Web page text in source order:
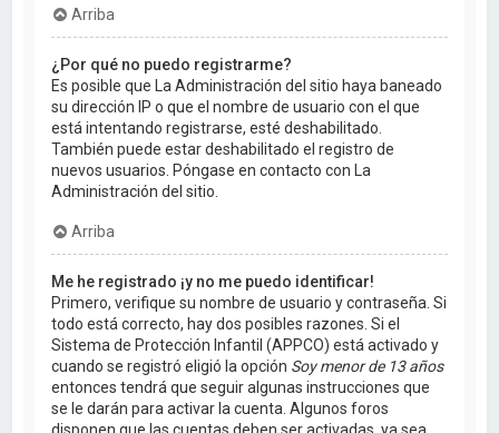
Arriba
¿Por qué no puedo registrarme?
Es posible que La Administración del sitio haya baneado
su dirección IP o que el nombre de usuario con el que
está intentando registrarse, esté deshabilitado.
También puede estar deshabilitado el registro de
nuevos usuarios. Póngase en contacto con La
Administración del sitio.
Arriba
Me he registrado ¡y no me puedo identificar!
Primero, verifique su nombre de usuario y contraseña. Si
todo está correcto, hay dos posibles razones. Si el
Sistema de Protección Infantil (APPCO) está activado y
cuando se registró eligió la opción Soy menor de 13 años
entonces tendrá que seguir algunas instrucciones que
se le darán para activar la cuenta. Algunos foros
disponen que las cuentas deben ser activadas, ya sea